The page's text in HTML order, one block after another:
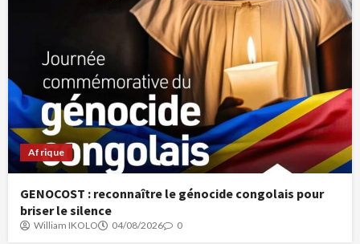
Afrique
GENOCOST : reconnaître le génocide congolais pour
briser le silence
William IKOLO 04/08/2026 0